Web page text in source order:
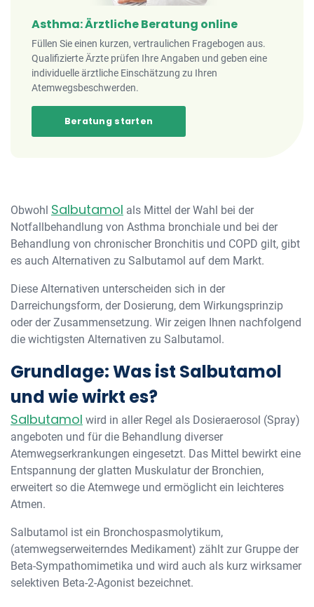
Asthma: Ärztliche Beratung online
Füllen Sie einen kurzen, vertraulichen Fragebogen aus.
Qualifizierte Ärzte prüfen Ihre Angaben und geben eine
individuelle ärztliche Einschätzung zu Ihren
Atemwegsbeschwerden.
Beratung starten
Obwohl Salbutamol als Mittel der Wahl bei der
Notfallbehandlung von Asthma bronchiale und bei der
Behandlung von chronischer Bronchitis und COPD gilt, gibt
es auch Alternativen zu Salbutamol auf dem Markt.
Diese Alternativen unterscheiden sich in der
Darreichungsform, der Dosierung, dem Wirkungsprinzip
oder der Zusammensetzung. Wir zeigen Ihnen nachfolgend
die wichtigsten Alternativen zu Salbutamol.
Grundlage: Was ist Salbutamol
und wie wirkt es?
Salbutamol wird in aller Regel als Dosieraerosol (Spray)
angeboten und für die Behandlung diverser
Atemwegserkrankungen eingesetzt. Das Mittel bewirkt eine
Entspannung der glatten Muskulatur der Bronchien,
erweitert so die Atemwege und ermöglicht ein leichteres
Atmen.
Salbutamol ist ein Bronchospasmolytikum,
(atemwegserweiterndes Medikament) zählt zur Gruppe der
Beta-Sympathomimetika und wird auch als kurz wirksamer
selektiven Beta-2-Agonist bezeichnet.